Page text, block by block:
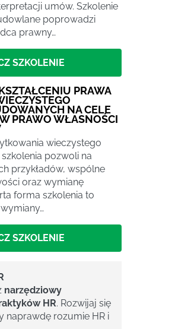
umów. Szkolenie
poprowadzi
prawny…
SZKOLENIE
PRAWA
NA CELE
PRAWO WŁASNOŚCI
wieczystego
pozwoli na
przykładów, wspólne
oraz wymianę
forma szkolenia to
SZKOLENIE
narzędziowy
HR. Rozwijaj się
naprawdę rozumie HR i